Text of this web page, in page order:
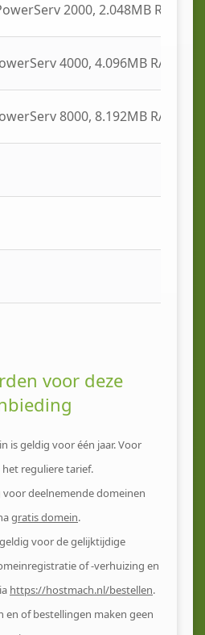
2000, 2.048MB RAM
4000, 4.096MB RAM
8000, 8.192MB RAM
voor deze
is geldig voor één jaar. Voor
reguliere tarief.
voor deelnemende domeinen
gratis domein.
voor de gelijktijdige
of -verhuizing en
https://hostmach.nl/bestellen.
en of bestellingen maken geen